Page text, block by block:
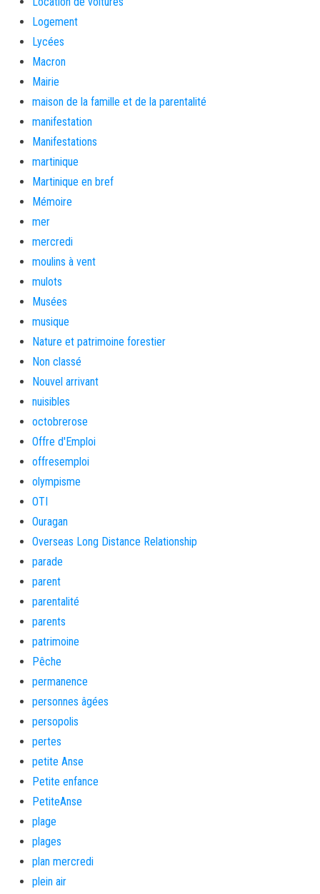
Logement
Lycées
Macron
Mairie
maison de la famille et de la parentalité
manifestation
Manifestations
martinique
Martinique en bref
Mémoire
mer
mercredi
moulins à vent
mulots
Musées
musique
Nature et patrimoine forestier
Non classé
Nouvel arrivant
nuisibles
octobrerose
Offre d'Emploi
offresemploi
olympisme
OTI
Ouragan
Overseas Long Distance Relationship
parade
parent
parentalité
parents
patrimoine
Pêche
permanence
personnes âgées
persopolis
pertes
petite Anse
Petite enfance
PetiteAnse
plage
plages
plan mercredi
plein air